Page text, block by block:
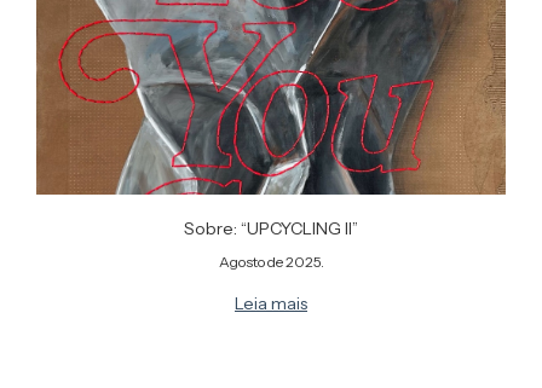
Sobre: “UPCYCLING II”
Agosto de 2025.
Leia mais